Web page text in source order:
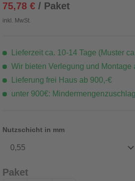
75,78 €/ Paket
inkl. MwSt.
Lieferzeit ca. 10-14 Tage (Muster
Wir bieten Verlegung und Montage
Lieferung frei Haus ab 900,-€
unter 900€:
Nutzschicht in mm
0,55
Paket